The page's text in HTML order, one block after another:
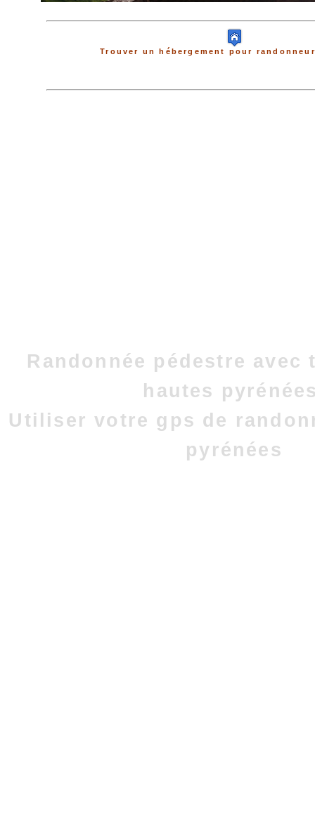
Trouver un hébergement pour
Randonnée pédestre avec
hautes
Utiliser votre gps de
pyrénées